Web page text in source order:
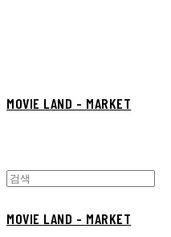
MOVIE LAND - MARKET
MOVIE LAND - MARKET